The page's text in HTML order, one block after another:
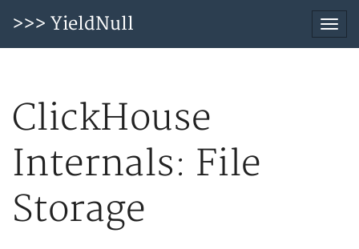
>>> YieldNull
ClickHouse
Internals: File
Storage